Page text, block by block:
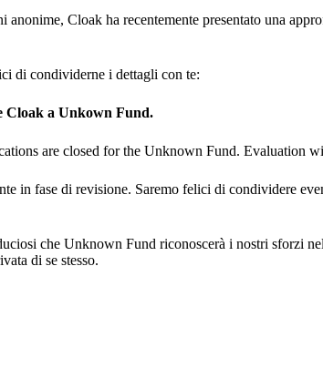
Cloak ha recentemente presentato una
di condividerne i dettagli con te:
Cloak a Unkown Fund.
are closed for the Unknown Fund. Evaluation
in fase di revisione. Saremo felici di condividere
che Unknown Fund riconoscerà i nostri sforzi
di se stesso.